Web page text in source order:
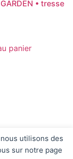
utilisons des
sur notre page
• tresse
panier
CONTACT